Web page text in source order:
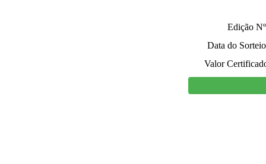
Edição
Data do
Valor